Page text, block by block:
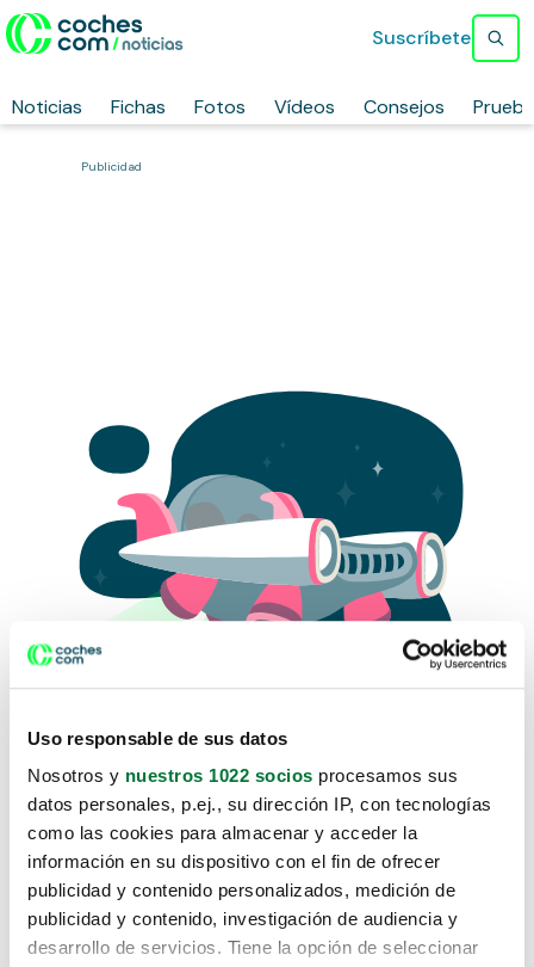
Uso responsable de sus datos
Nosotros y nuestros 1022 socios procesamos sus
datos personales, p.ej., su dirección IP, con tecnologías
como las cookies para almacenar y acceder la
información en su dispositivo con el fin de ofrecer
publicidad y contenido personalizados, medición de
publicidad y contenido, investigación de audiencia y
desarrollo de servicios. Tiene la opción de seleccionar
Noticias Fichas Fotos Vídeos Consejos
Suscríbete
Publicidad
Lo sentimos, no sabemos como
te hemos traido hasta aquí.